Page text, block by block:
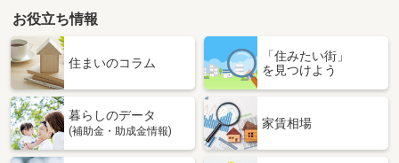
お役立ち情報
住まいのコラム
「住みたい街」
を見つけよう
暮らしのデータ
(補助金・助成金情報)
家賃相場